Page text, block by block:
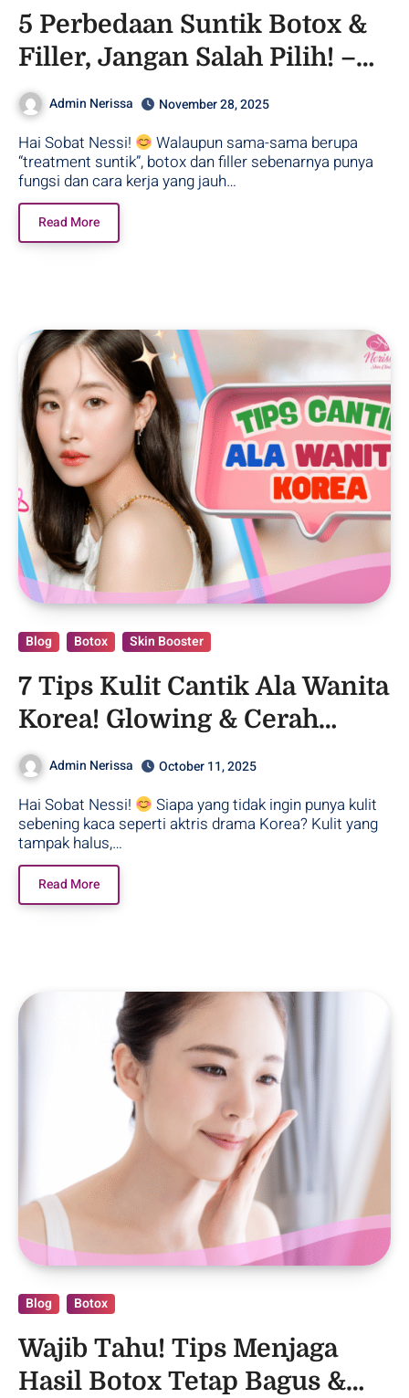
5 Perbedaan Suntik Botox &
Filler, Jangan Salah Pilih! –
Purwodadi
Admin Nerissa November 28, 2025
Hai Sobat Nessi!
Walaupun sama-sama berupa
“treatment suntik”, botox dan filler sebenarnya punya
fungsi dan cara kerja yang jauh…
Read More
Blog Botox Skin Booster
7 Tips Kulit Cantik Ala Wanita
Korea! Glowing & Cerah
Setiap Saat!
Admin Nerissa October 11, 2025
Hai Sobat Nessi!
Siapa yang tidak ingin punya kulit
sebening kaca seperti aktris drama Korea? Kulit yang
tampak halus,…
Read More
Blog Botox
Wajib Tahu! Tips Menjaga
Hasil Botox Tetap Bagus &